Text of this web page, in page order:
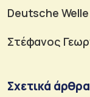
Deutsche Welle
Στέφανος
Σχετικά